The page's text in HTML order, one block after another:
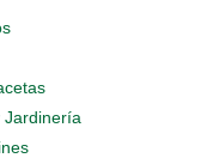
Jardinería